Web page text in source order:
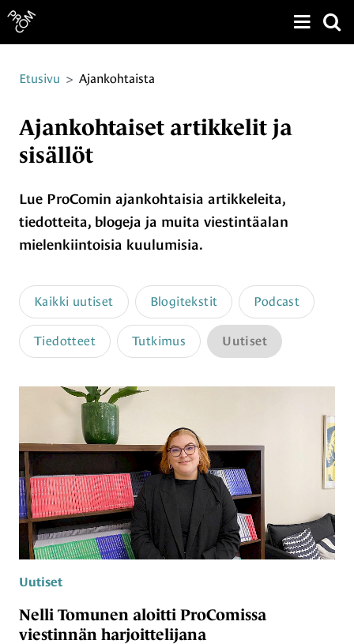
Näytä
Etusivu > Ajankohtaista
Ajankohtaiset artikkelit ja
sisällöt
Lue ProComin ajankohtaisia artikkeleita,
tiedotteita, blogeja ja muita viestintäalan
mielenkiintoisia kuulumisia.
Kaikki uutiset Blogitekstit Podcast
Tiedotteet Tutkimus Uutiset
Uutiset
Nelli Tomunen aloitti ProComissa
viestinnän harjoittelijana